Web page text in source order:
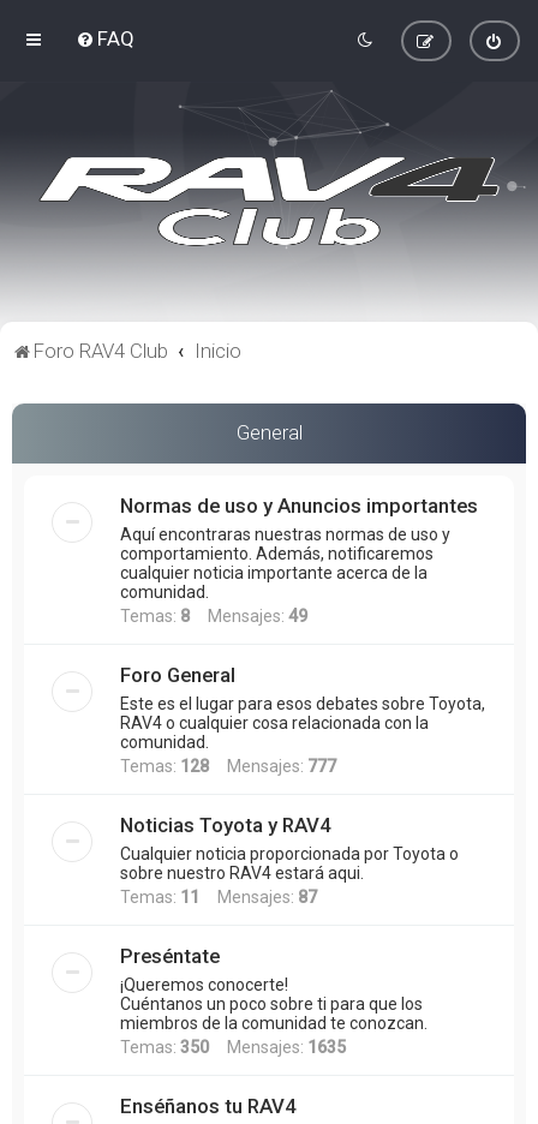
FAQ
Foro RAV4 Club Inicio
General
Normas de uso y Anuncios importantes
Aquí encontraras nuestras normas de uso y
comportamiento. Además, notificaremos
cualquier noticia importante acerca de la
comunidad.
Temas: 8 Mensajes: 49
Foro General
Este es el lugar para esos debates sobre Toyota,
RAV4 o cualquier cosa relacionada con la
comunidad.
Temas: 128 Mensajes: 777
Noticias Toyota y RAV4
Cualquier noticia proporcionada por Toyota o
sobre nuestro RAV4 estará aqui.
Temas: 11 Mensajes: 87
Preséntate
¡Queremos conocerte!
Cuéntanos un poco sobre ti para que los
miembros de la comunidad te conozcan.
Temas: 350 Mensajes: 1635
Enséñanos tu RAV4